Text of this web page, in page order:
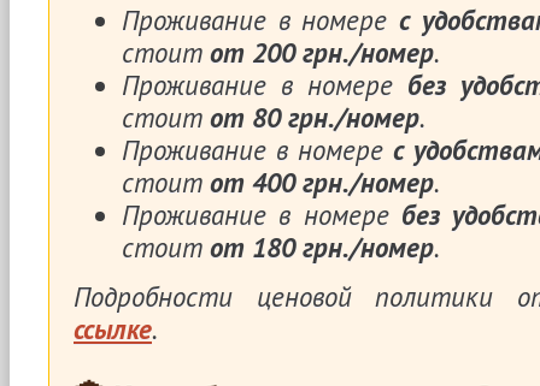
Проживание в номерес
стоит от 200 грн./номер.
Проживание в номере без
стоит от 80 грн./номер.
Проживание в номере с
стоит от 400 грн./номер.
Проживание в номере без
стоит от 180 грн./номер.
Подробности ценовой политики
ссылке.